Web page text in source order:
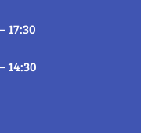
17:30
14:30